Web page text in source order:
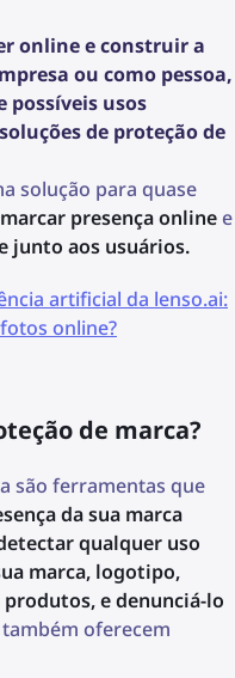
online e construir a
ou como pessoa,
possíveis usos
de proteção de
solução para quase
presença onlinee
junto aos usuários.
artificial da lenso.ai:
online?
de marca?
são ferramentas que
da sua marca
qualquer uso
marca, logotipo,
e denunciá-lo
oferecem